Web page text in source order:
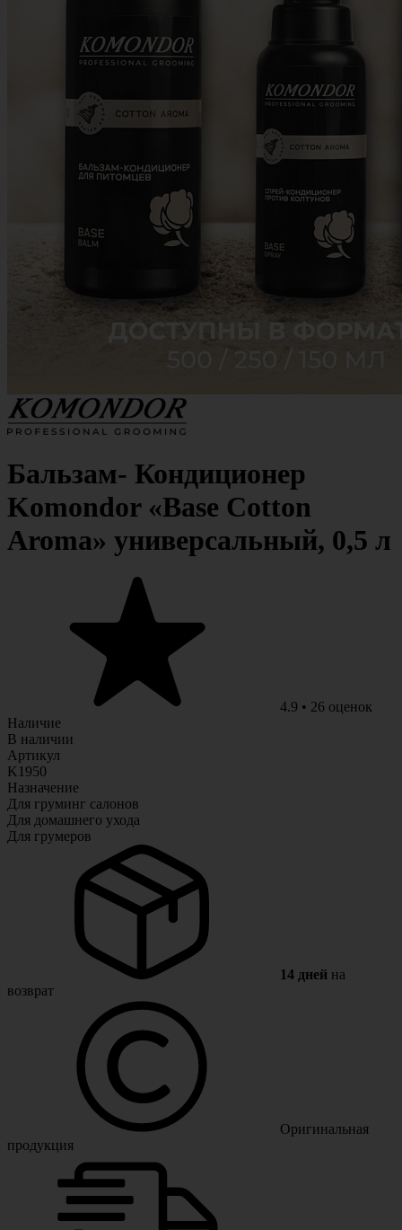
Бальзам- Кондиционер
Komondor «Base Cotton
Aroma» универсальный, 0,5 л
4.9 • 26 оценок
Наличие
В наличии
Артикул
K1950
Назначение
Для груминг салонов
Для домашнего ухода
Для грумеров
14 дней на
возврат
Оригинальная
продукция